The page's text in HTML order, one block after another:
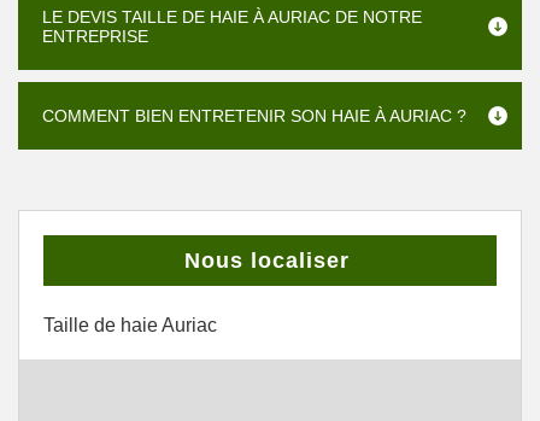
LE DEVIS TAILLE DE HAIE À AURIAC DE NOTRE
ENTREPRISE
COMMENT BIEN ENTRETENIR SON HAIE À AURIAC ?
Nous localiser
Taille de haie Auriac